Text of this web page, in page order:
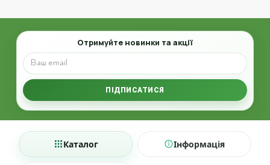
Email
Отримуйте новинки та акції
ПІДПИСАТИСЯ
Каталог Інформація